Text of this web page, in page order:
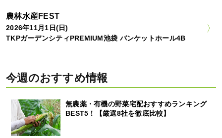
農林水産FEST
2026年11月1日(日)
TKPガーデンシティPREMIUM池袋 バンケットホール4B
今週のおすすめ情報
無農薬・有機の野菜宅配おすすめランキング
BEST5！【厳選8社を徹底比較】